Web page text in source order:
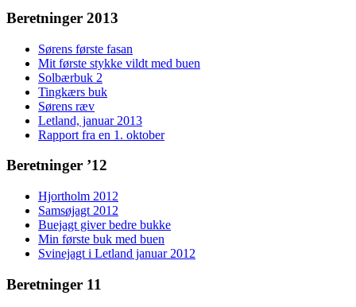
Beretninger 2013
Sørens første fasan
Mit første stykke vildt med buen
Solbærbuk 2
Tingkærs buk
Sørens ræv
Letland, januar 2013
Rapport fra en 1. oktober
Beretninger ’12
Hjortholm 2012
Samsøjagt 2012
Buejagt giver bedre bukke
Min første buk med buen
Svinejagt i Letland januar 2012
Beretninger 11